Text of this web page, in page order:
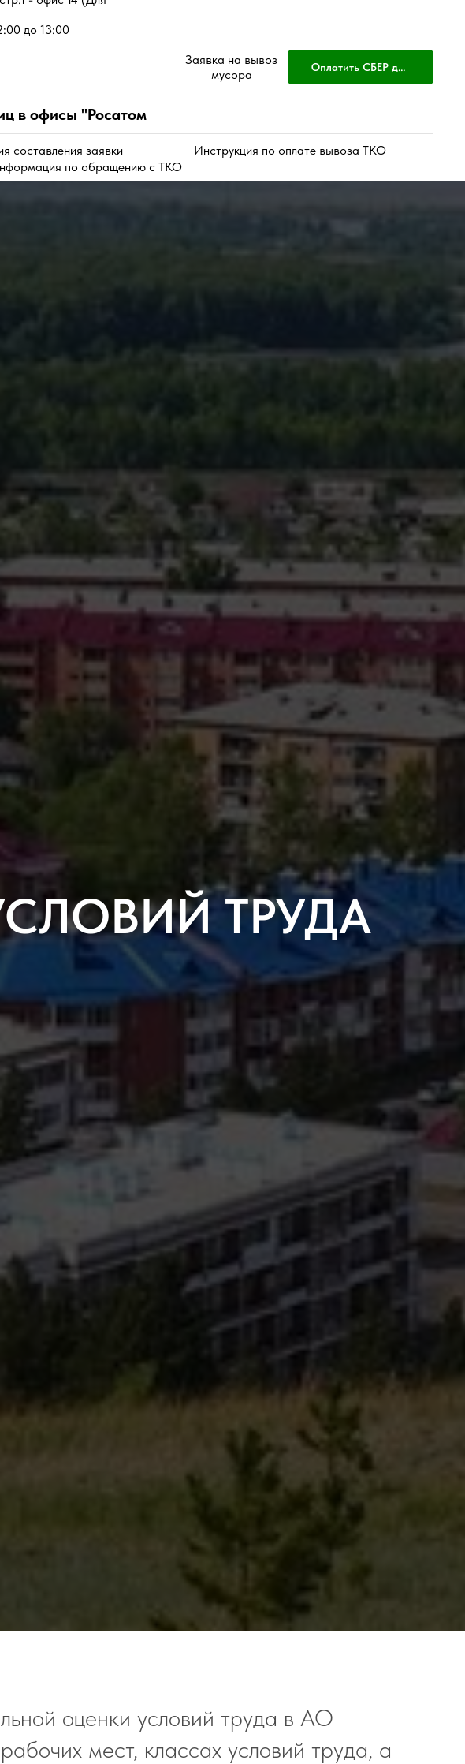
до 13:00
в офисы "Росатом
Заявка на вывоз
мусора
Оплатить СБЕР для физ лиц
составления заявки
Инструкция по оплате вывоза ТКО
по обращению с ТКО
ТРУДА
оценки условий труда в АО
мест, классах условий труда, а